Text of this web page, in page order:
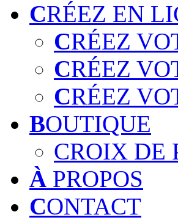
CRÉEZ EN
CRÉEZ
CRÉEZ
CRÉEZ
BOUTIQUE
CROIX DE
À PROPOS
CONTACT